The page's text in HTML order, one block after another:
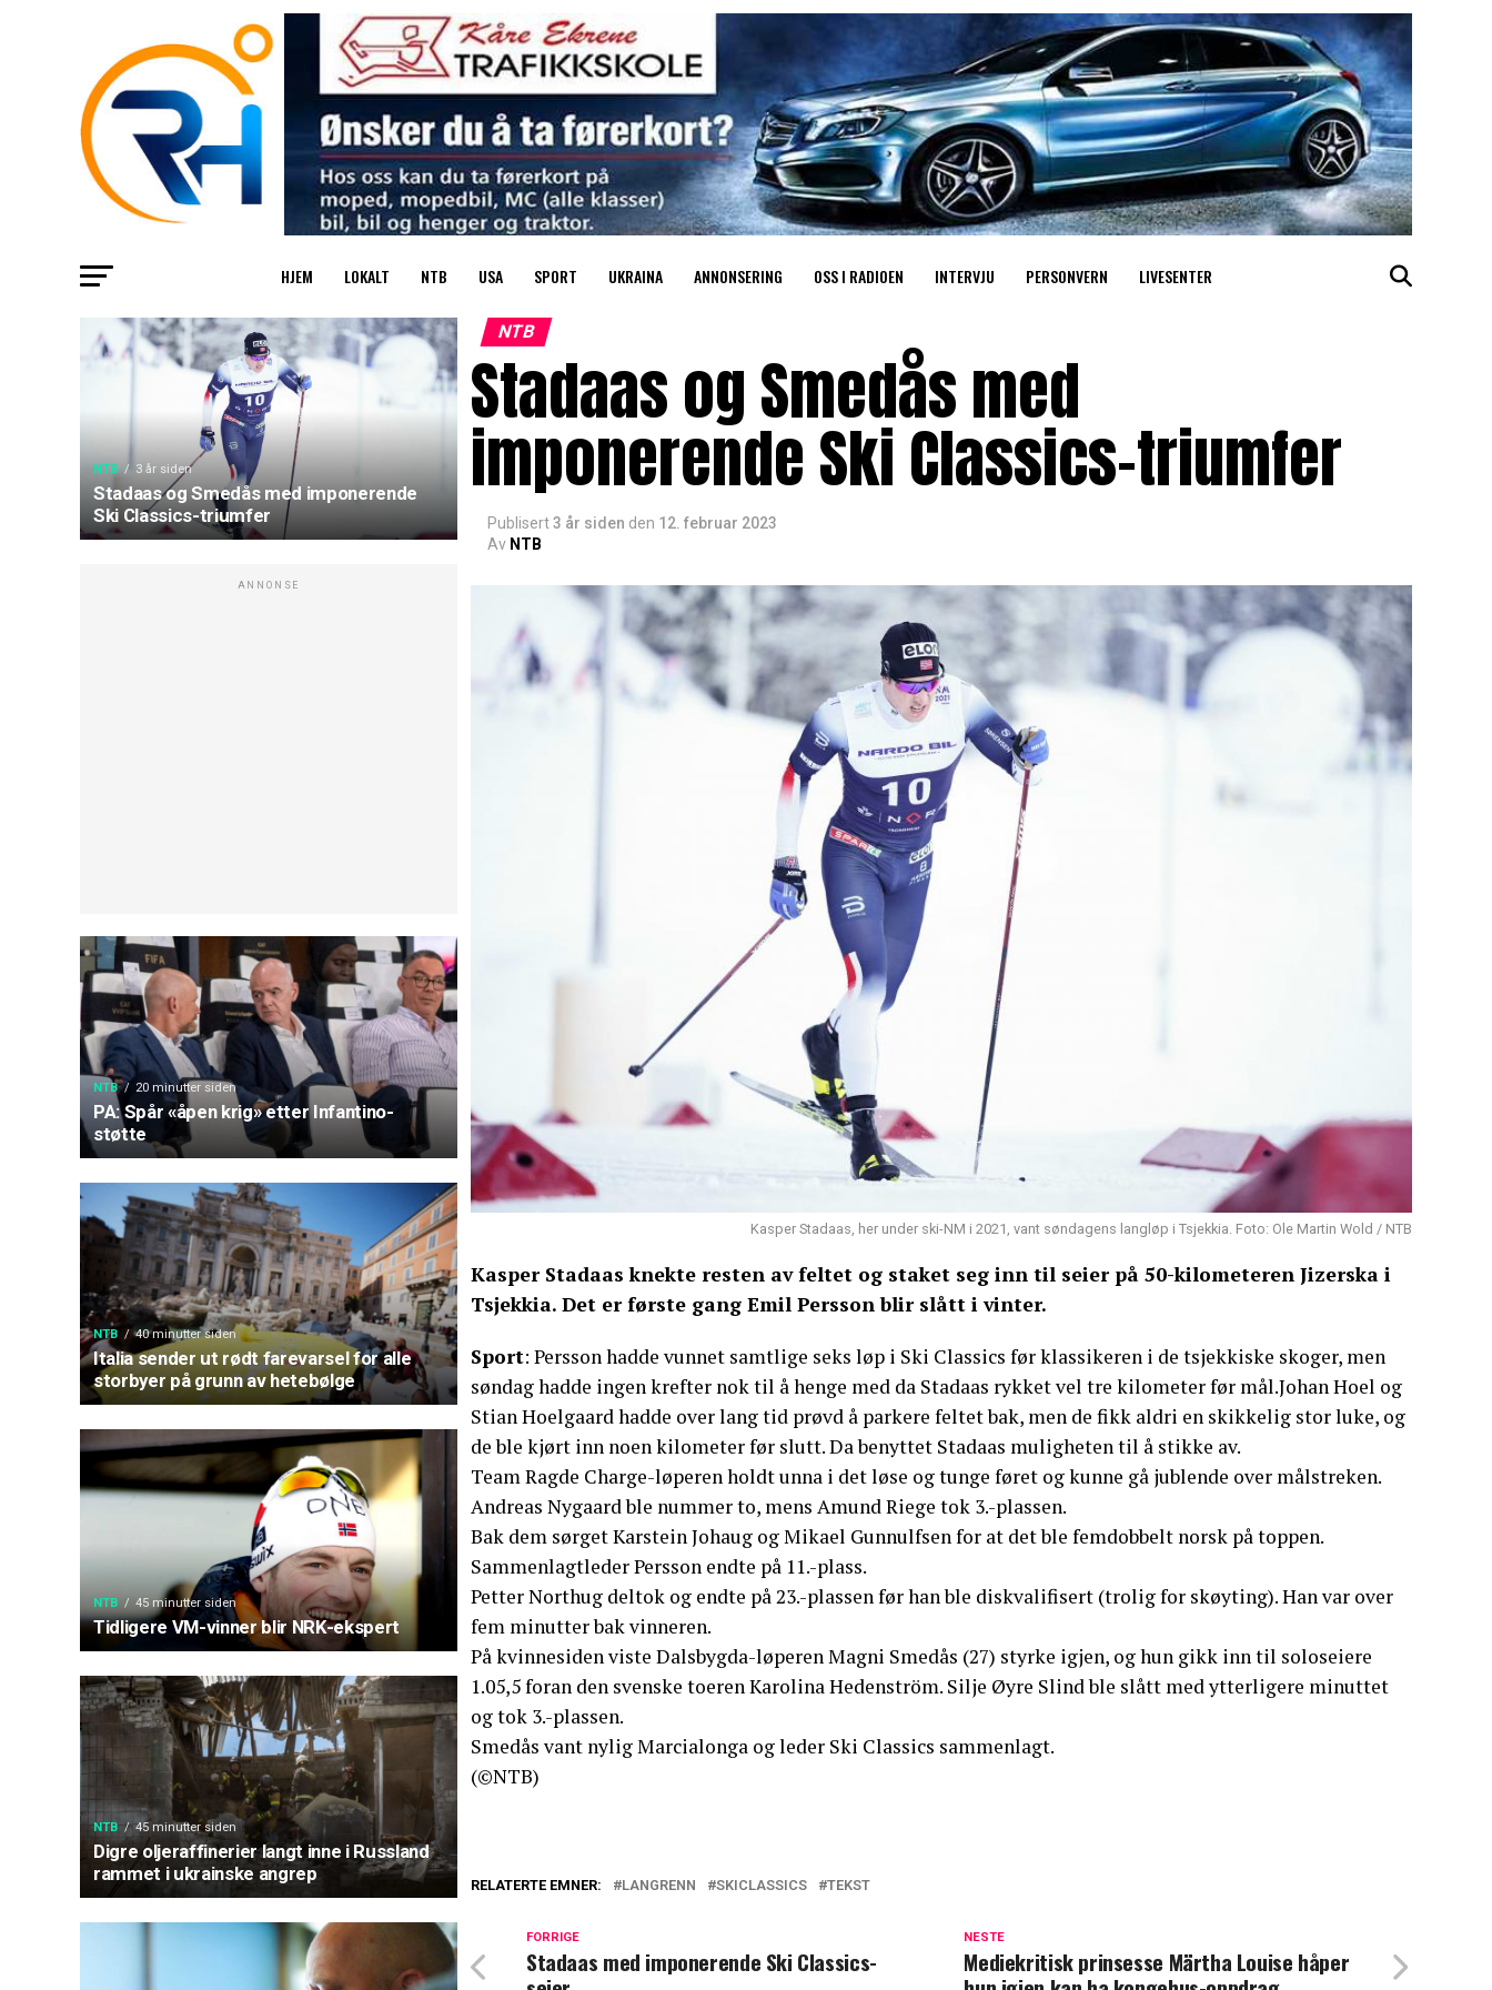
HJEM LOKALT NTB USA SPORT UKRAINA ANNONSERING OSS I RADIOEN INTERVJU PERSONVERN LIVESENTER
NTB 3 år siden
Stadaas og Smedås med imponerende
Ski Classics-triumfer
ANNONSE
NTB 20 minutter siden
PA: Spår «åpen krig» etter Infantino-
støtte
NTB 40 minutter siden
Italia sender ut rødt farevarsel for alle
storbyer på grunn av hetebølge
NTB 45 minutter siden
Tidligere VM-vinner blir NRK-ekspert
NTB 45 minutter siden
Digre oljeraffinerier langt inne i Russland
rammet i ukrainske angrep
NTB
Stadaas og Smedås med
imponerende Ski Classics-triumfer
Publisert3 år siden den 12. februar 2023
Av NTB
Kasper Stadaas, her under ski-NM i 2021, vant søndagens langløp i Tsjekkia. Foto: Ole Martin Wold / NTB
Kasper Stadaas knekte resten av feltet og staket seg inn til seier på 50-kilometeren Jizerska i
Tsjekkia. Det er første gang Emil Persson blir slått i vinter.
Sport: Persson hadde vunnet samtlige seks løp i Ski Classics før klassikeren i de tsjekkiske skoger, men
søndag hadde ingen krefter nok til å henge med da Stadaas rykket vel tre kilometer før mål.Johan Hoel og
Stian Hoelgaard hadde over lang tid prøvd å parkere feltet bak, men de fikk aldri en skikkelig stor luke, og
de ble kjørt inn noen kilometer før slutt. Da benyttet Stadaas muligheten til å stikke av.
Team Ragde Charge-løperen holdt unna i det løse og tunge føret og kunne gå jublende over målstreken.
Andreas Nygaard ble nummer to, mens Amund Riege tok 3.-plassen.
Bak dem sørget Karstein Johaug og Mikael Gunnulfsen for at det ble femdobbelt norsk på toppen.
Sammenlagtleder Persson endte på 11.-plass.
Petter Northug deltok og endte på 23.-plassen før han ble diskvalifisert (trolig for skøyting). Han var over
fem minutter bak vinneren.
På kvinnesiden viste Dalsbygda-løperen Magni Smedås (27) styrke igjen, og hun gikk inn til soloseiere
1.05,5 foran den svenske toeren Karolina Hedenström. Silje Øyre Slind ble slått med ytterligere minuttet
og tok 3.-plassen.
Smedås vant nylig Marcialonga og leder Ski Classics sammenlagt.
(©NTB)
RELATERTE EMNER: LANGRENN SKICLASSICS TEKST
NESTE
Mediekritisk prinsesse Märtha Louise håper
FORRIGE
Stadaas med imponerende Ski Classics-